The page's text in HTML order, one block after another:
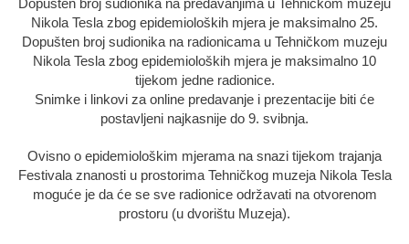
Dopušten broj sudionika na predavanjima u Tehničkom muzeju
Nikola Tesla zbog epidemioloških mjera je maksimalno 25.
Dopušten broj sudionika na radionicama u Tehničkom muzeju
Nikola Tesla zbog epidemioloških mjera je maksimalno 10
tijekom jedne radionice.
Snimke i linkovi za online predavanje i prezentacije biti će
postavljeni najkasnije do 9. svibnja.
Ovisno o epidemiološkim mjerama na snazi tijekom trajanja
Festivala znanosti u prostorima Tehničkog muzeja Nikola Tesla
moguće je da će se sve radionice održavati na otvorenom
prostoru (u dvorištu Muzeja).